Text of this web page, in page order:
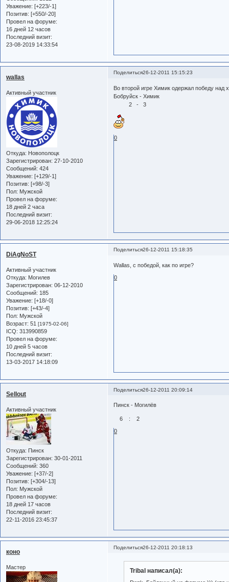
Уважение: [+223/-1]
Позитив: [+550/-20]
Провел на форуме:
16 дней 12 часов
Последний визит:
23-08-2019 14:33:54
Поделиться26-12-2011 15:15:23
wallas
Активный участник
Откуда: Новополоцк
Зарегистрирован: 27-10-2010
Сообщений: 424
Уважение: [+129/-1]
Позитив: [+98/-3]
Пол: Мужской
Провел на форуме:
18 дней 2 часа
Последний визит:
29-06-2018 12:25:24
Во второй игре Химик одержал победу над
Бобруйск - Химик
2 - 3
0
Поделиться26-12-2011 15:18:35
DiAgNoST
Активный участник
Откуда: Могилев
Зарегистрирован: 06-12-2010
Сообщений: 185
Уважение: [+18/-0]
Позитив: [+43/-4]
Пол: Мужской
Возраст: 51 [1975-02-06]
ICQ: 313990859
Провел на форуме:
10 дней 5 часов
Последний визит:
13-03-2017 14:18:09
Wallas, с победой, как по игре?
0
Поделиться26-12-2011 20:09:14
Sellout
Активный участник
Откуда: Пинск
Зарегистрирован: 30-01-2011
Сообщений: 360
Уважение: [+37/-2]
Позитив: [+304/-13]
Пол: Мужской
Провел на форуме:
18 дней 17 часов
Последний визит:
22-11-2016 23:45:37
Пинск - Могилёв
6 : 2
0
Поделиться26-12-2011 20:18:13
коно
Мастер Tribal написал(а):